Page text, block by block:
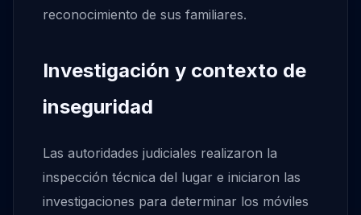
reconocimiento de sus familiares.
Investigación y contexto de
inseguridad
Las autoridades judiciales realizaron la
inspección técnica del lugar e iniciaron las
investigaciones para determinar los móviles